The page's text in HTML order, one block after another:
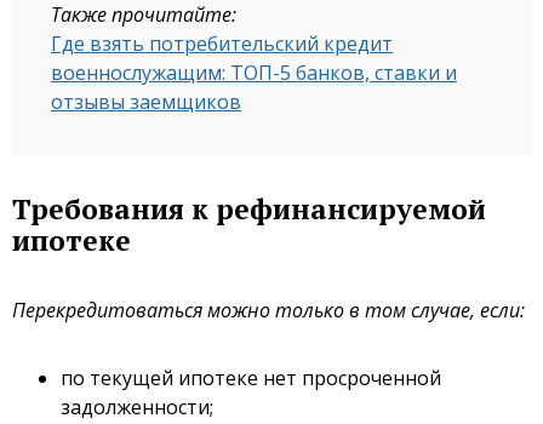
Также прочитайте:
Где взять потребительский кредит
военнослужащим: ТОП-5 банков, ставки и
отзывы заемщиков
Требования к рефинансируемой
ипотеке
Перекредитоваться можно только в том случае, если:
по текущей ипотеке нет просроченной
задолженности;